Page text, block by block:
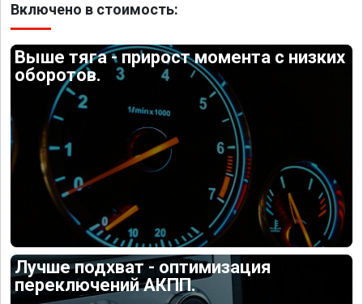
Включено в стоимость:
Выше тяга - прирост момента с низких
оборотов.
Лучше подхват - оптимизация
переключений АКПП.